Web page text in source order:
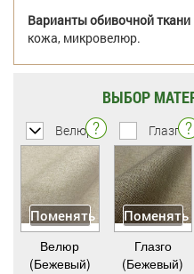
Варианты обивочной ткани
кожа, микровелюр.
ВЫБОР
Велюр
Поменять
Велюр
(Бежевый)
Глазго
Поменять
Глазго
(Бежевый)